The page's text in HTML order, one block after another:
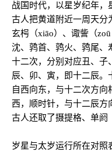
战国时代，以星岁纪年，
古人把黄道附近一周天分
玄枵（xiāo）、诹訾（
沈、鹑首、鹑火、鹑尾、
十二次，分别对应丑、子
辰、卯、寅，即十二辰。
自西向东，与十二次方
西，顺时针，与十二辰方
古人还取了摄提格、单阏
岁星与太岁运行所在对照